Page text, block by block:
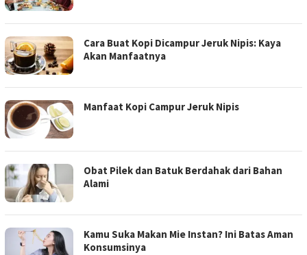
Cara Buat Kopi Dicampur Jeruk Nipis: Kaya
Akan Manfaatnya
Manfaat Kopi Campur Jeruk Nipis
Obat Pilek dan Batuk Berdahak dari Bahan
Alami
Kamu Suka Makan Mie Instan? Ini Batas Aman
Konsumsinya